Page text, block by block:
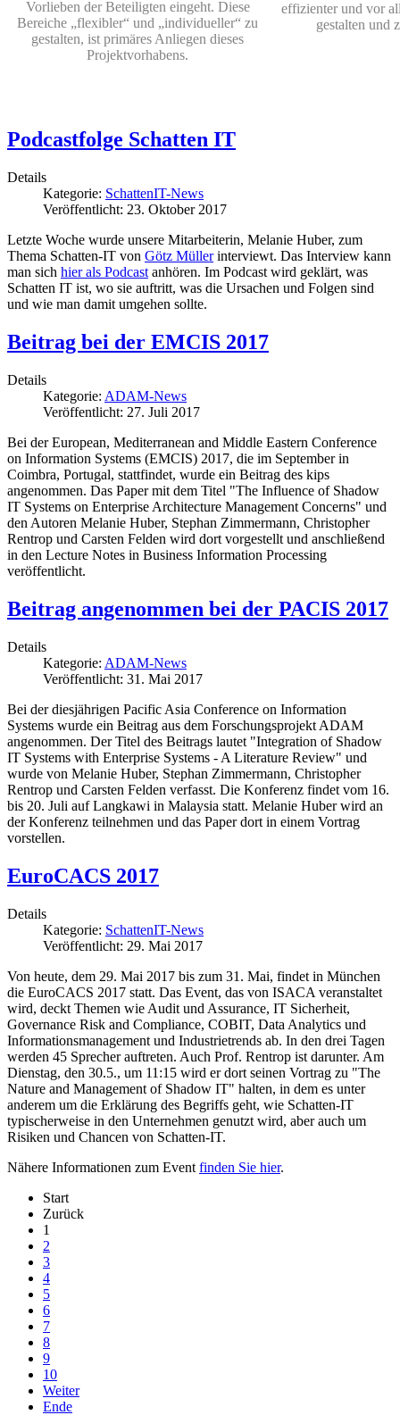
Vorlieben der Beteiligten eingeht. Diese
Bereiche „flexibler“ und „individueller“ zu
gestalten, ist primäres Anliegen dieses
Projektvorhabens.
effizienter und vor
gestalten und
Podcastfolge Schatten IT
Details
Kategorie: SchattenIT-News
Veröffentlicht: 23. Oktober 2017
Letzte Woche wurde unsere Mitarbeiterin, Melanie Huber, zum
Thema Schatten-IT von Götz Müllerinterviewt. Das Interview kann
man sich hier als Podcast anhören. Im Podcast wird geklärt, was
Schatten IT ist, wo sie auftritt, was die Ursachen und Folgen sind
und wie man damit umgehen sollte.
Beitrag bei der EMCIS 2017
Details
Kategorie: ADAM-News
Veröffentlicht: 27. Juli 2017
Bei der European, Mediterranean and Middle Eastern Conference
on Information Systems (EMCIS) 2017, die im September in
Coimbra, Portugal, stattfindet, wurde ein Beitrag des kips
angenommen. Das Paper mit dem Titel "The Influence of Shadow
IT Systems on Enterprise Architecture Management Concerns" und
den Autoren Melanie Huber, Stephan Zimmermann, Christopher
Rentrop und Carsten Felden wird dort vorgestellt und anschließend
in den Lecture Notes in Business Information Processing
veröffentlicht.
Beitrag angenommen bei der PACIS 2017
Details
Kategorie: ADAM-News
Veröffentlicht: 31. Mai 2017
Bei der diesjährigen Pacific Asia Conference on Information
Systems wurde ein Beitrag aus dem Forschungsprojekt ADAM
angenommen. Der Titel des Beitrags lautet "Integration of Shadow
IT Systems with Enterprise Systems - A Literature Review" und
wurde von Melanie Huber, Stephan Zimmermann, Christopher
Rentrop und Carsten Felden verfasst. Die Konferenz findet vom 16.
bis 20. Juli auf Langkawi in Malaysia statt. Melanie Huber wird an
der Konferenz teilnehmen und das Paper dort in einem Vortrag
vorstellen.
EuroCACS 2017
Details
Kategorie: SchattenIT-News
Veröffentlicht: 29. Mai 2017
Von heute, dem 29. Mai 2017 bis zum 31. Mai, findet in München
die EuroCACS 2017 statt. Das Event, das von ISACA veranstaltet
wird, deckt Themen wie Audit und Assurance, IT Sicherheit,
Governance Risk and Compliance, COBIT, Data Analytics und
Informationsmanagement und Industrietrends ab. In den drei Tagen
werden 45 Sprecher auftreten. Auch Prof. Rentrop ist darunter. Am
Dienstag, den 30.5., um 11:15 wird er dort seinen Vortrag zu "The
Nature and Management of Shadow IT" halten, in dem es unter
anderem um die Erklärung des Begriffs geht, wie Schatten-IT
typischerweise in den Unternehmen genutzt wird, aber auch um
Risiken und Chancen von Schatten-IT.
Nähere Informationen zum Event finden Sie hier.
Start
Zurück
1
2
3
4
5
6
7
8
9
10
Weiter
Ende